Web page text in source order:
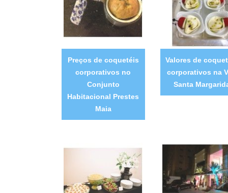
Preços de coquetéis
corporativos no
Conjunto
Habitacional Prestes
Maia
Valores de
corporativos na
Santa